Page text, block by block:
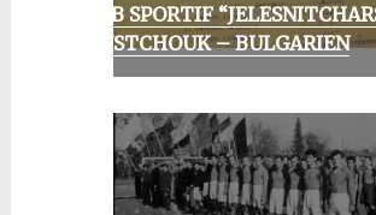
CLUB SPORTIF
ROUSTCHOUK – BULGARIEN